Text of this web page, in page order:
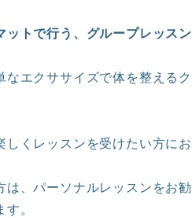
ットで行う、グループレッスン
なエクササイズで体を整えるク
しくレッスンを受けたい方にお
、パーソナルレッスンをお勧
。